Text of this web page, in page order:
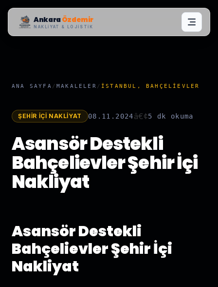
AnkaraÖzdemir
NAKLIYAT & LOJISTIK
ANA SAYFA /MAKALELER / İSTANBUL, BAHÇELIEVLER
ŞEHIR İÇI NAKLIYAT 08.11.2024â€¢5 dk okuma
Asansör Destekli
Bahçelievler Şehir İçi
Nakliyat
Asansör Destekli
Bahçelievler Şehir İçi
Nakliyat